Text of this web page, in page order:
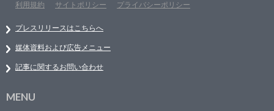
利用規約
サイトポリシー プライバシーポリシー
プレスリリースはこちらへ
媒体資料および広告メニュー
記事に関するお問い合わせ
MENU